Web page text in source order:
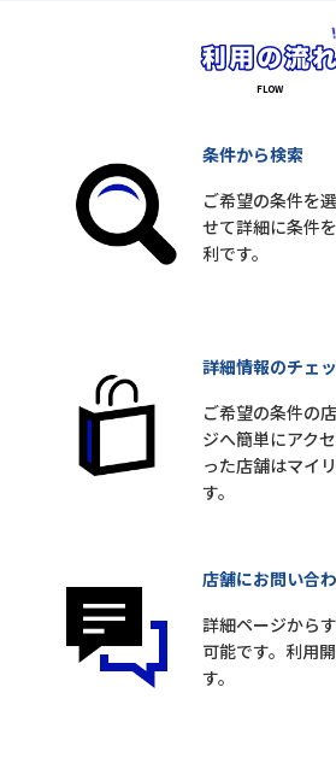
条件から検索
ご希望の条件を
せて詳細に条件
利です。
詳細情報のチェ
ご希望の条件の
ジへ簡単にアク
った店舗はマイ
す。
店舗にお問い合
詳細ページから
可能です。利用
す。